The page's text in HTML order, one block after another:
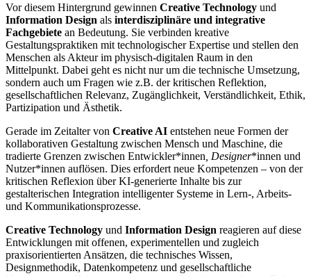
Vor diesem Hintergrund gewinnen Creative Technology und
Information Design als interdisziplinäre und integrative
Fachgebiete an Bedeutung. Sie verbinden kreative
Gestaltungspraktiken mit technologischer Expertise und stellen den
Menschen als Akteur im physisch-digitalen Raum in den
Mittelpunkt. Dabei geht es nicht nur um die technische Umsetzung,
sondern auch um Fragen wie z.B. der kritischen Reflektion,
gesellschaftlichen Relevanz, Zugänglichkeit, Verständlichkeit, Ethik,
Partizipation und Ästhetik.
Gerade im Zeitalter von Creative AI entstehen neue Formen der
kollaborativen Gestaltung zwischen Mensch und Maschine, die
tradierte Grenzen zwischen Entwickler*innen , Designer*innen und
Nutzer*innen auflösen. Dies erfordert neue Kompetenzen – von der
kritischen Reflexion über KI-generierte Inhalte bis zur
gestalterischen Integration intelligenter Systeme in Lern-, Arbeits-
und Kommunikationsprozesse.
Creative Technology und Information Design reagieren auf diese
Entwicklungen mit offenen, experimentellen und zugleich
praxisorientierten Ansätzen, die technisches Wissen,
Designmethodik, Datenkompetenz und gesellschaftliche